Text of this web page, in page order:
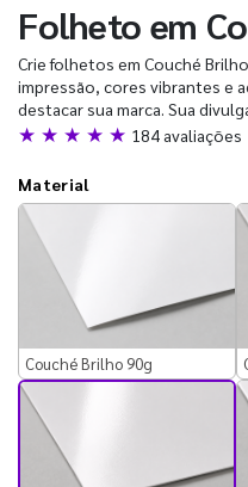
Folheto em
Crie folhetos em Couché
impressão, cores vibrantes e
destacar sua marca. Sua
★ ★ ★ ★ ★ 184 avaliações
Material
Couché Brilho 90g